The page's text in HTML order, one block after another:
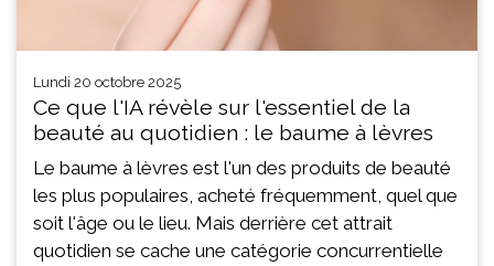
lundi 20 octobre 2025
Ce que l'IA révèle sur l'essentiel de la
beauté au quotidien : le baume à lèvres
Le baume à lèvres est l'un des produits de beauté
les plus populaires, acheté fréquemment, quel que
soit l'âge ou le lieu. Mais derrière cet attrait
quotidien se cache une catégorie concurrentielle